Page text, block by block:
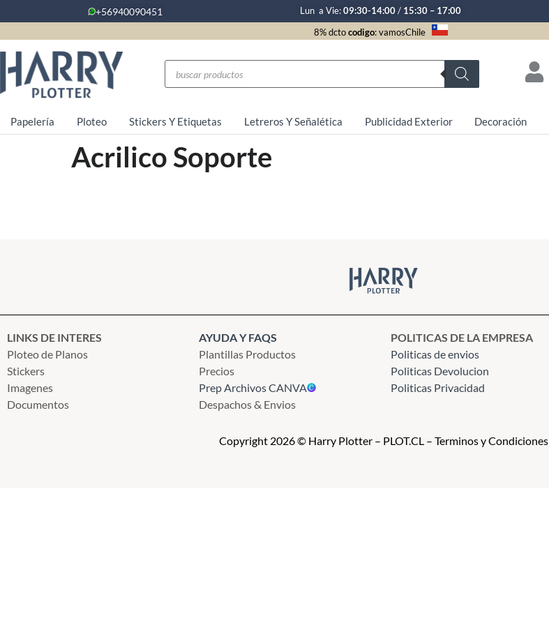
+56940090451 Lun a Vie:09:30-14:00/ 15:30 – 17:00
8% dctocodigo: vamosChile
Papelería Ploteo Stickers Y Etiquetas Letreros Y Señalética Publicidad Exterior Decoración
Acrilico Soporte
LINKS DE INTERES
Ploteo de Planos
Stickers
Imagenes
Documentos
AYUDA Y FAQS
Plantillas Productos
Precios
Prep Archivos CANVA
Despachos & Envios
POLITICAS DE LA EMPRESA
Politicas de envios
Politicas Devolucion
Politicas Privacidad
Copyright 2026 © Harry Plotter – PLOT.CL – Terminos y Condiciones